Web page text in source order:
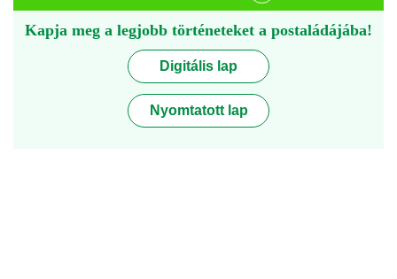
Kapja meg a legjobb történeteket a postaládájába!
Digitális lap
Nyomtatott lap